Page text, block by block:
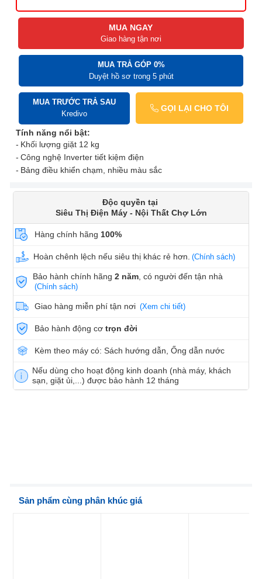
MUA NGAY
Giao hàng tận nơi
MUA TRẢ GÓP 0%
Duyệt hồ sơ trong 5 phút
MUA TRƯỚC TRẢ SAU
Kredivo
GỌI LẠI CHO TÔI
Tính năng nổi bật:
Khối lượng giặt 12 kg
Công nghệ Inverter tiết kiệm điện
Bảng điều khiển chạm, nhiều màu sắc
Độc quyền tại
Siêu Thị Điện Máy - Nội Thất Chợ Lớn
Hàng chính hãng 100%
Hoàn chênh lệch nếu siêu thị khác rẻ hơn. (Chính sách)
Bảo hành chính hãng2 năm , có người đến tận nhà
(Chính sách)
Giao hàng miễn phí tận nơi (Xem chi tiết)
Bảo hành động cơ trọn đời
Kèm theo máy có: Sách hướng dẫn, Ống dẫn nước
Nếu dùng cho hoạt động kinh doanh (nhà máy, khách
sạn, giặt ủi,...) được bảo hành 12 tháng
Sản phẩm cùng phân khúc giá